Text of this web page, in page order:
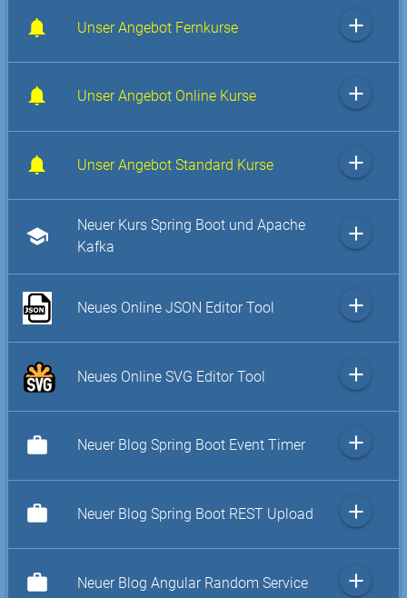
Unser Angebot Fernkurse add
Unser Angebot Online Kurse add
Unser Angebot Standard Kurse add
school
Neuer Kurs Spring Boot und Apache
Kafka
add
Neues Online JSON Editor Tool add
Neues Online SVG Editor Tool add
work Neuer Blog Spring Boot Event Timer add
work Neuer Blog Spring Boot REST Upload add
work Neuer Blog Angular Random Service add